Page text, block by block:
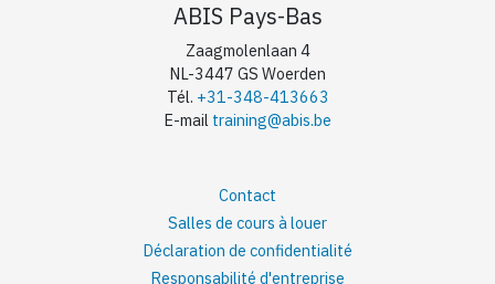
ABIS Pays-Bas
Zaagmolenlaan 4
NL-3447 GS Woerden
Tél. +31-348-413663
E-mail training@abis.be
Contact
Salles de cours à louer
Déclaration de confidentialité
Responsabilité d'entreprise